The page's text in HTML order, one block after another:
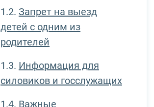
Запрет на выезд
детей с одним из
родителей
Информация для
силовиков и госслужащих
Важные